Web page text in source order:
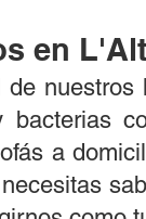
en
nuestros
bacterias
a